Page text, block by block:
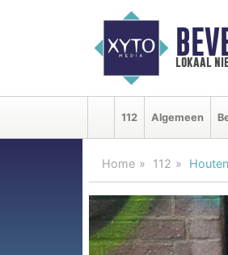
lokaal
112 Algemeen
Home 112